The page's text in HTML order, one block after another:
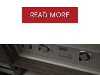
READ MORE